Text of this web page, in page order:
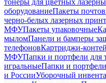
тонеры для цветных
оборудованиеПакеты
черно-белых лазерных
МФУПакеты упаковочные
мыломПанели и бамперы
телефоновКартриджи-
МФУПапки и портфели для
игральныеПапки и
и РоссииУборочный